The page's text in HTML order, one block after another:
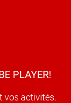
PLAYER!
vos activités.